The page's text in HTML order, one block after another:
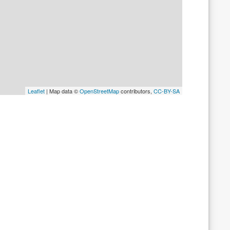
Leaflet| Map data ©OpenStreetMapcontributors, CC-BY-SA